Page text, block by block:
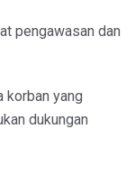
pengawasan dan
korban yang
dukungan